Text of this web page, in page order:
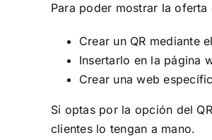
Para poder mostrar la
Crear un QR mediante
Insertarlo en la página
Crear una web
Si optas por la opción del
clientes lo tengan a mano.